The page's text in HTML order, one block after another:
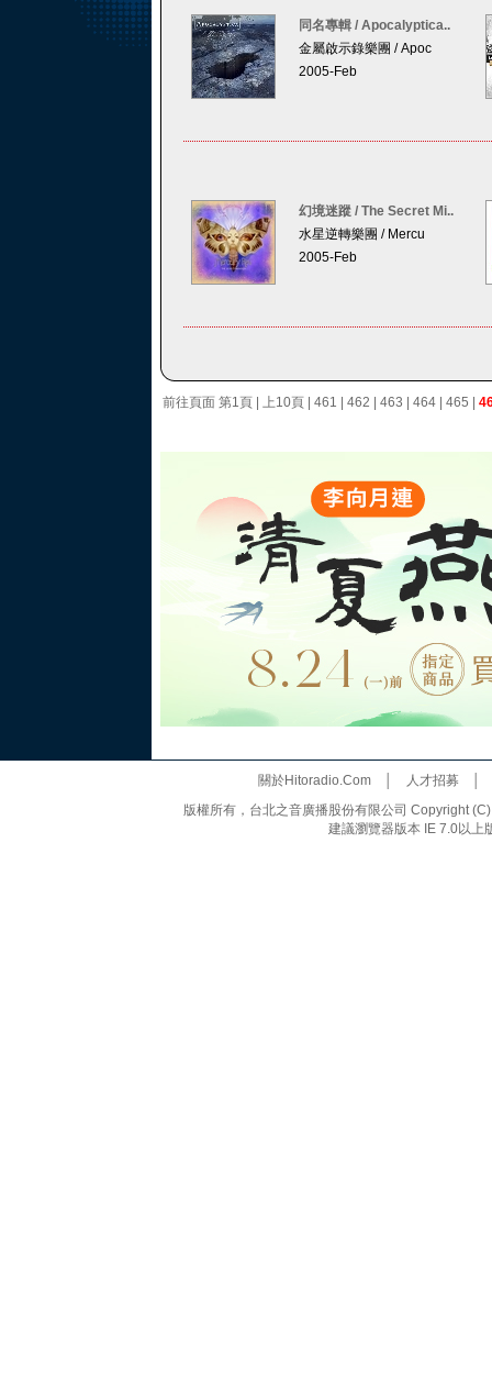
同名專輯 / Apocalyptica..
金屬啟示錄樂團 / Apoc
2005-Feb
幻境迷蹤 / The Secret Mi..
水星逆轉樂團 / Mercu
2005-Feb
前往頁面 第1頁 上10頁 461 462 463 464 465
關於Hitoradio.Com│ 人才招募
版權所有，台北之音廣播股份有限公司 Copyright
建議瀏覽器版本 IE 7.0以上